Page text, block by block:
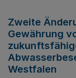
Zweite
Gewährung
Westfalen